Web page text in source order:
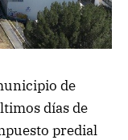
de
días de
predial